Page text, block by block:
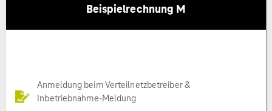
Beispielrechnung M
Anmeldung beim Verteilnetzbetreiber &
Inbetriebnahme-Meldung